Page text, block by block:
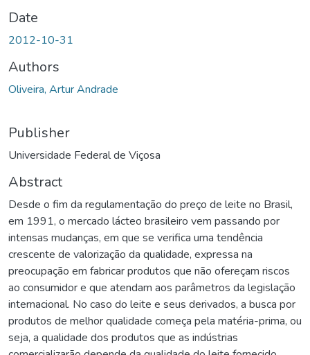
Date
2012-10-31
Authors
Oliveira, Artur Andrade
Publisher
Universidade Federal de Viçosa
Abstract
Desde o fim da regulamentação do preço de leite no Brasil,
em 1991, o mercado lácteo brasileiro vem passando por
intensas mudanças, em que se verifica uma tendência
crescente de valorização da qualidade, expressa na
preocupação em fabricar produtos que não ofereçam riscos
ao consumidor e que atendam aos parâmetros da legislação
internacional. No caso do leite e seus derivados, a busca por
produtos de melhor qualidade começa pela matéria-prima, ou
seja, a qualidade dos produtos que as indústrias